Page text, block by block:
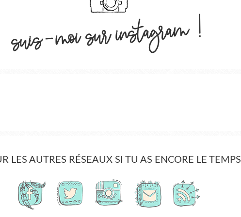
suis-moi sur instagram !
LES AUTRES RÉSEAUX SI TU AS ENCORE LE TEMPS